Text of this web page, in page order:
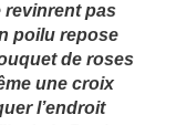
revinrent pas
poilu repose
de roses
une croix
l’endroit